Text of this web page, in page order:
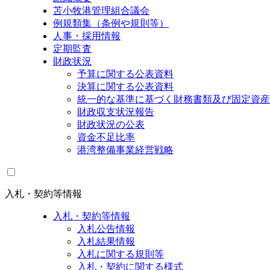
苫小牧港管理組合議会
例規類集（条例や規則等）
人事・採用情報
定期監査
財政状況
予算に関する公表資料
決算に関する公表資料
統一的な基準に基づく財務書類及び固定資
財政収支状況報告
財政状況の公表
資金不足比率
港湾整備事業経営戦略
入札・契約等情報
入札・契約等情報
入札公告情報
入札結果情報
入札に関する規則等
入札・契約に関する様式